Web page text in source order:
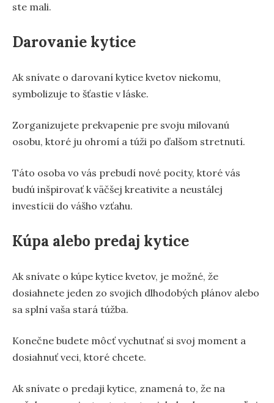
ste mali.
Darovanie kytice
Ak snívate o darovaní kytice kvetov niekomu,
symbolizuje to šťastie v láske.
Zorganizujete prekvapenie pre svoju milovanú
osobu, ktoré ju ohromí a túži po ďalšom stretnutí.
Táto osoba vo vás prebudí nové pocity, ktoré vás
budú inšpirovať k väčšej kreativite a neustálej
investícii do vášho vzťahu.
Kúpa alebo predaj kytice
Ak snívate o kúpe kytice kvetov, je možné, že
dosiahnete jeden zo svojich dlhodobých plánov alebo
sa splní vaša stará túžba.
Konečne budete môcť vychutnať si svoj moment a
dosiahnuť veci, ktoré chcete.
Ak snívate o predaji kytice, znamená to, že na